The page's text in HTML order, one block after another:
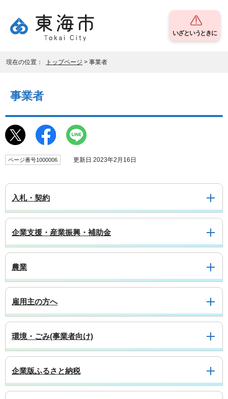
いざというときに
現在の位置： トップページ > 事業者
事業者
ページ番号1000006 更新日 2023年2月16日
入札・契約
企業支援・産業振興・補助金
農業
雇用主の方へ
環境・ごみ(事業者向け)
企業版ふるさと納税